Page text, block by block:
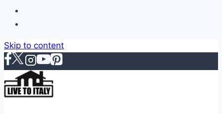
Skip to content